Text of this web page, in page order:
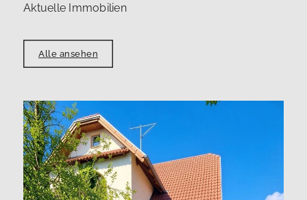
Aktuelle Immobilien
Alle ansehen